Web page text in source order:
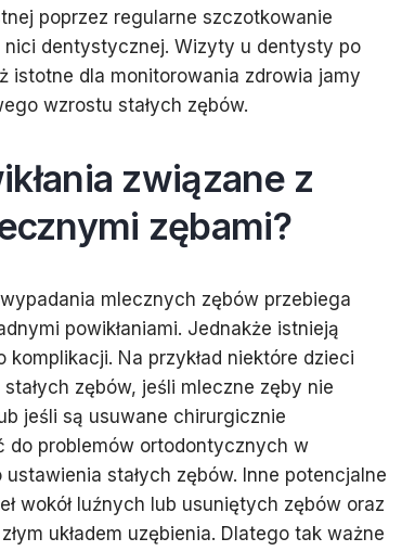
poprzez regularne szczotkowanie
nici dentystycznej. Wizyty u dentysty po
istotne dla monitorowania zdrowia jamy
wzrostu stałych zębów.
związane z
zębami?
mlecznych zębów przebiega
powikłaniami. Jednakże istnieją
Na przykład niektóre dzieci
zębów, jeśli mleczne zęby nie
jeśli są usuwane chirurgicznie
do problemów ortodontycznych w
stałych zębów. Inne potencjalne
wokół luźnych lub usuniętych zębów oraz
układem uzębienia. Dlatego tak ważne